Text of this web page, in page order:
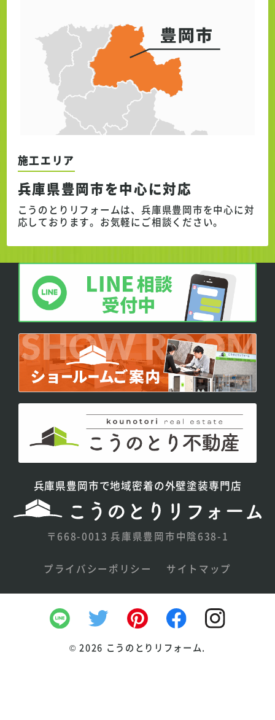
施工エリア
兵庫県豊岡市を中心に対応
こうのとりリフォームは、兵庫県豊岡市を中心に対
応しております。 お気軽にご相談ください。
兵庫県豊岡市で地域密着の外壁塗装専門店
〒668-0013 兵庫県豊岡市中陰638-1
プライバシーポリシー サイトマップ
©2026 こうのとりリフォーム.